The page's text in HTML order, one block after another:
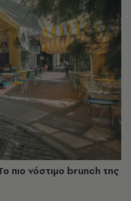
πιο νόστιμο brunch της